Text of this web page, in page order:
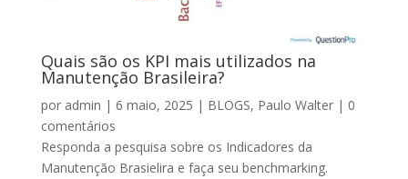
Quais são os KPI mais utilizados na
Manutenção Brasileira?
por admin | 6 maio, 2025 | BLOGS, Paulo Walter| 0
comentários
Responda a pesquisa sobre os Indicadores da
Manutenção Brasielira e faça seu benchmarking.